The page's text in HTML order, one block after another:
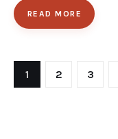
READ MORE
1 2 3